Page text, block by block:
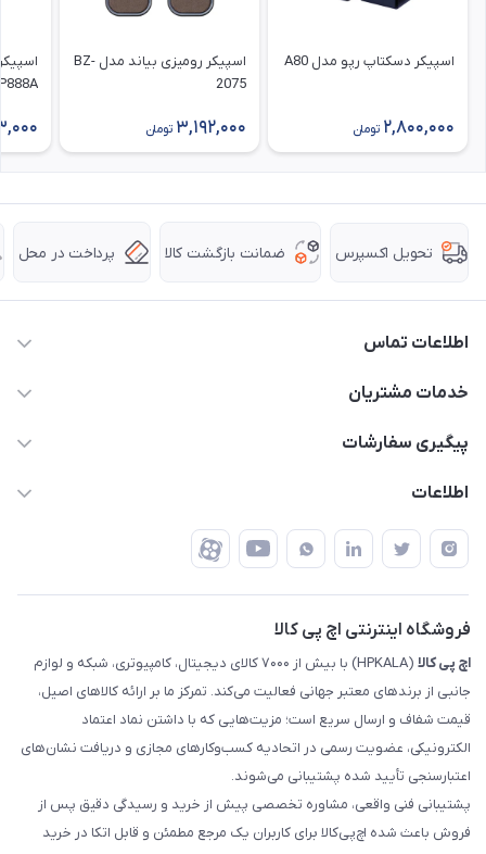
اسپیکر دسکتاپ رپو مدل A80
2,800,000 تومان
اسپیکر رومیزی بیاند مدل BZ-
2075
3,192,000 تومان
تحویل اکسپرس ضمانت بازگشت کالا پرداخت در محل
اطلاعات تماس
63 0000 43 - 021
تهران - طبقه سوم تجاری - پلاک 11014
خدمات مشتریان
قوانین و مقررات
ضمانت اصالت کالا
پیگیری سفارشات
رهگیری مرسولات پست
رهگیری مرسولات چاپار
رهگیری مرسولات ماهکس
اطلاعات
درباره ما
تماس با ما
فروشگاه اینترنتی اچ پی کالا
اچ‌ پی‌ کالا
(HPKALA) با بیش از ۷۰۰۰ کالای دیجیتال، کامپیوتری، شبکه و لوازم
جانبی از برندهای معتبر جهانی فعالیت می‌کند. تمرکز ما بر ارائه کالاهای اصیل،
قیمت شفاف و ارسال سریع است؛ مزیت‌هایی که با داشتن نماد اعتماد
الکترونیکی، عضویت رسمی در اتحادیه کسب‌وکارهای مجازی و دریافت نشان‌های
اعتبارسنجی تأیید شده پشتیبانی می‌شوند.
پشتیبانی فنی واقعی، مشاوره تخصصی پیش از خرید و رسیدگی دقیق پس از
فروش باعث شده اچ‌پی‌کالا برای کاربران یک مرجع مطمئن و قابل اتکا در خرید